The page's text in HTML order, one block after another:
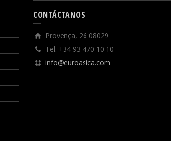
CONTÁCTANOS
Provença, 26 08029
Tel. +34 93 470 10 10
info@euroasica.com